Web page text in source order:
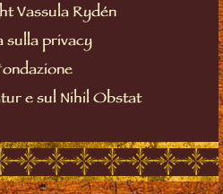
Vassula Rydén
sulla privacy
e sul Nihil Obstat